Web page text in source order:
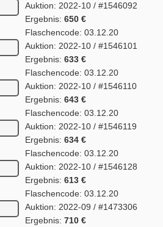
Auktion: 2022-10 / #1546092
Ergebnis: 650 €
Flaschencode: 03.12.20
Auktion: 2022-10 / #1546101
Ergebnis: 633 €
Flaschencode: 03.12.20
Auktion: 2022-10 / #1546110
Ergebnis: 643 €
Flaschencode: 03.12.20
Auktion: 2022-10 / #1546119
Ergebnis: 634 €
Flaschencode: 03.12.20
Auktion: 2022-10 / #1546128
Ergebnis: 613 €
Flaschencode: 03.12.20
Auktion: 2022-09 / #1473306
Ergebnis: 710 €